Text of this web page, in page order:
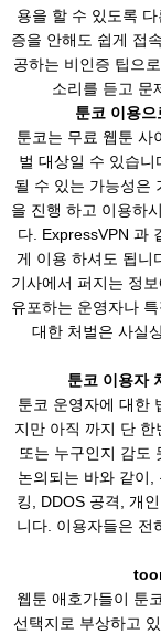
용을 할 수 있도록
증을 안해도 쉽게 접
공하는 비인증 팁으
소리를 듣고 문
툰코 이용으
툰코는 무료 웹툰 사
벌 대상일 수 있습
될 수 있는 가능성은
을 진행 하고 이용하
다. ExpressVPN 과
게 이용 하셔도 됩니
기사에서 퍼지는 정
유포하는 운영자나
대한 처벌은 사실
툰코 이용자
툰코 운영자에 대한
지만 아직 까지 단
또는 누구인지 감도
논의되는 바와 같이,
킹, DDOS 공격, 개
니다. 이용자들은 전
웹툰 애호가들이 툰
선택지로 부상하고